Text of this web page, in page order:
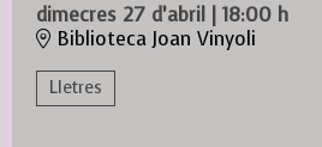
dimecres 27 d’abril | 18:00 h
Biblioteca Joan Vinyoli
Lletres